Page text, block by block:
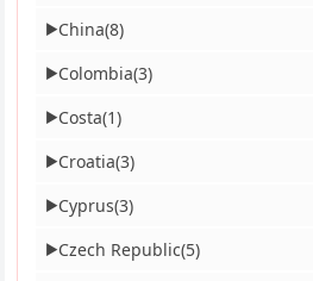
▶China(8)
▶Colombia(3)
▶Costa(1)
▶Croatia(3)
▶Cyprus(3)
▶Czech Republic(5)